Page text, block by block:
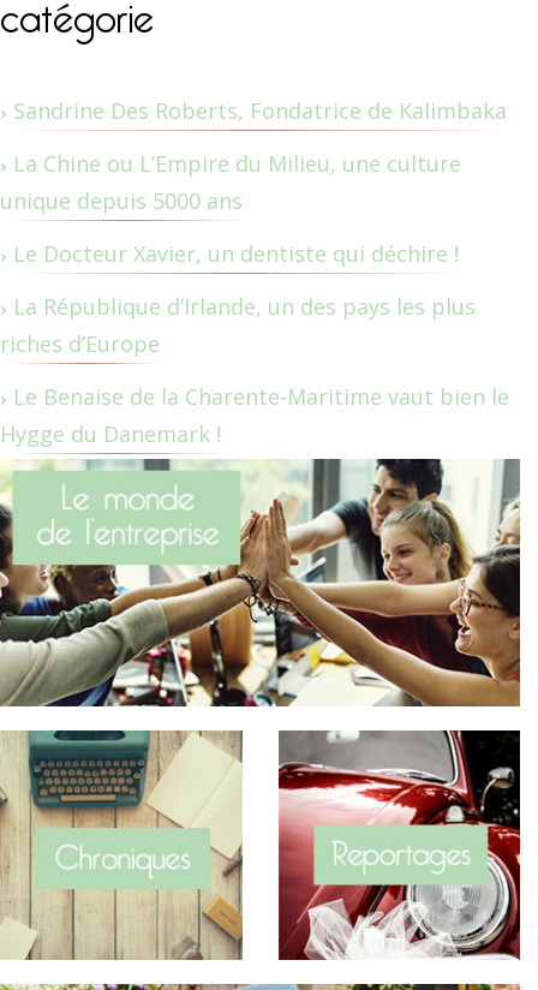
Sandrine Des Roberts, Fondatrice de Kalimbaka
La Chine ou L’Empire du Milieu, une culture
unique depuis 5000 ans
Le Docteur Xavier, un dentiste qui déchire !
La République d’Irlande, un des pays les plus
riches d’Europe
Le Benaise de la Charente-Maritime vaut bien le
Hygge du Danemark !